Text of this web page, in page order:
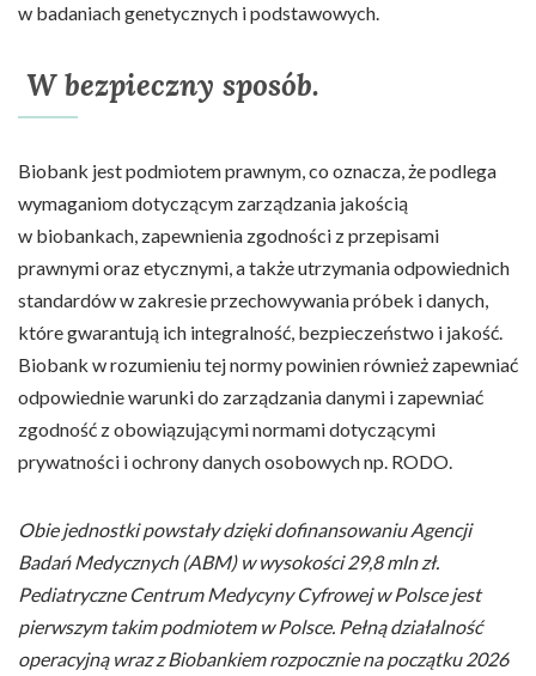
w badaniach genetycznych i podstawowych.
W bezpieczny sposób.
Biobank jest podmiotem prawnym, co oznacza, że podlega
wymaganiom dotyczącym zarządzania jakością
w biobankach, zapewnienia zgodności z przepisami
prawnymi oraz etycznymi, a także utrzymania odpowiednich
standardów w zakresie przechowywania próbek i danych,
które gwarantują ich integralność, bezpieczeństwo i jakość.
Biobank w rozumieniu tej normy powinien również zapewniać
odpowiednie warunki do zarządzania danymi i zapewniać
zgodność z obowiązującymi normami dotyczącymi
prywatności i ochrony danych osobowych np. RODO.
Obie jednostki powstały dzięki dofinansowaniu Agencji
Badań Medycznych (ABM) w wysokości 29,8 mln zł.
Pediatryczne Centrum Medycyny Cyfrowej w Polsce jest
pierwszym takim podmiotem w Polsce. Pełną działalność
operacyjną wraz z Biobankiem rozpocznie na początku 2026